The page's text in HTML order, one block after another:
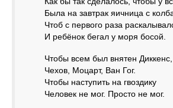
Была на завтрак яичница с
Чтоб с первого раза
И ребёнок бегал у моря босой.
Чтобы всем был внятен Диккенс,
Чехов, Моцарт, Ван Гог.
Чтобы наступить на гвоздику
Человек не мог. Просто не мог.